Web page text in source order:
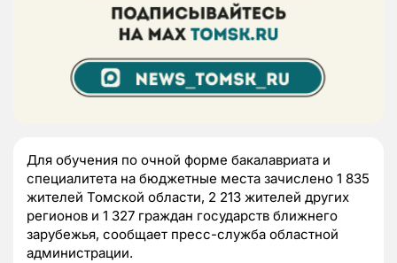
Для обучения по очной форме бакалавриата и
специалитета на бюджетные места зачислено 1 835
жителей Томской области, 2 213 жителей других
регионов и 1 327 граждан государств ближнего
зарубежья, сообщает пресс-служба областной
администрации.